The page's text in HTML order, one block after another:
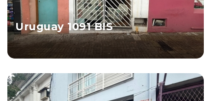
Uruguay 1091 BIS